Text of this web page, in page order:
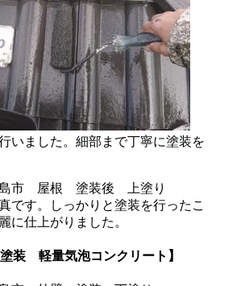
いました。細部まで丁寧に塗装を
です。しっかりと塗装を行ったこ
に仕上がりました。
装 軽量気泡コンクリート】